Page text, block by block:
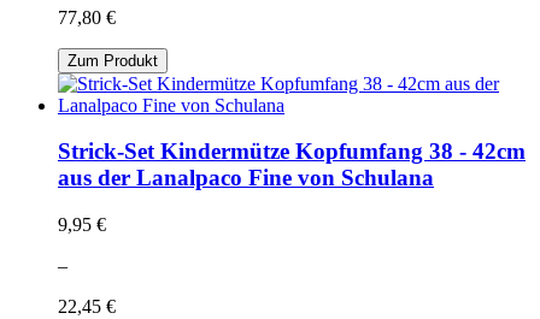
77,80 €
Zum Produkt
Strick-Set Kindermütze Kopfumfang 38 - 42cm
aus der Lanalpaco Fine von Schulana
9,95 €
–
22,45 €